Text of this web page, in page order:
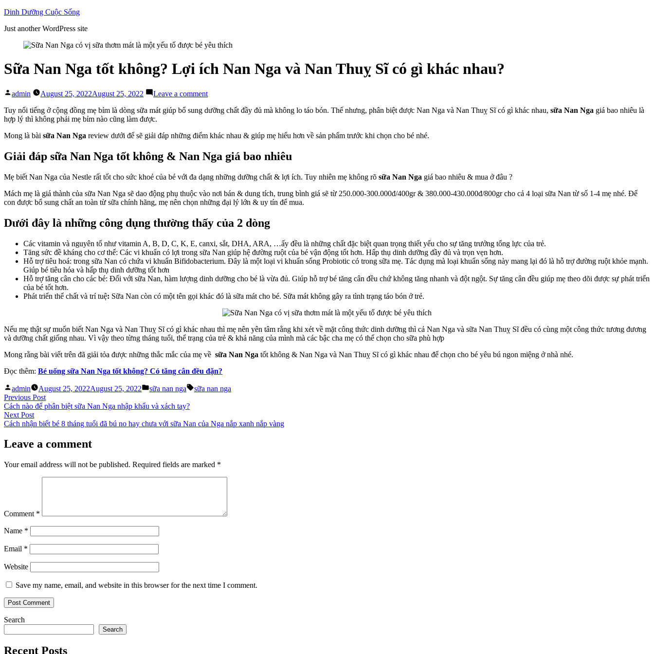
Skip
content
Dinh Dưỡng Cuộc Sống
Just another WordPress site
Sữa Nan Nga tốt không? Lợi ích Nan Nga và Nan Thuỵ Sĩ có gì khác nhau?
Posted
admin August 25, 2022August 25, 2022 Leave a commenton
Nan
không?
ích
Nan
và
Thuỵ
Sĩ
gì
nhau?
Tuy nổi tiếng ở cộng đồng mẹ bỉm là dòng sữa mát giúp bổ sung dưỡng chất đầy đủ mà không lo táo bón. Thế nhưng, phân biệt được Nan Nga và Nan Thuỵ Sĩ có gì khác nhau, sữa Nan Nga giá bao nhiêu là
hợp lý thì không phải mẹ bỉm nào cũng làm được.
Mong là bài sữa Nan Nga review dưới để sẽ giải đáp những điểm khác nhau & giúp mẹ hiểu hơn về sản phẩm trước khi chọn cho bé nhé.
Giải đáp sữa Nan Nga tốt không & Nan Nga giá bao nhiêu
Mẹ biết Nan Nga của Nestle rất tốt cho sức khoẻ của bé với đa dạng những dưỡng chất & lợi ích. Tuy nhiên mẹ không rõ sữa Nan Nga giá bao nhiêu & mua ở đâu ?
Mách mẹ là giá thành của sữa Nan Nga sẽ dao động phụ thuộc vào nơi bán & dung tích, trung bình giá sẽ từ 250.000-300.000đ/400gr & 380.000-430.000đ/800gr cho cả 4 loại sữa Nan từ số 1-4 mẹ nhé. Để
con được bổ sung chất an toàn từ sữa chính hãng, mẹ nên chọn những đại lý lớn & uy tín để mua.
Dưới đây là những công dụng thường thấy của 2 dòng
Các vitamin và nguyên tố như vitamin A, B, D, C, K, E, canxi, sắt, DHA, ARA, …ấy đều là những chất đặc biệt quan trọng thiết yếu cho sự tăng trưởng tổng lực của trẻ.
Tăng sức đề kháng cho cơ thể: Các vi khuẩn có lợi trong sữa Nan giúp hệ đường ruột của bé vận động tốt hơn. Hấp thụ dinh dưỡng đầy đủ và trọn vẹn hơn.
Hỗ trợ tiêu hoá: trong sữa Nan có chứa vi khuẩn Bifidobacterium. Đây là một loại vi khuẩn sống Probiotic có trong sữa mẹ. Tác dụng mà loại khuẩn sống này mang lại đó là hỗ trợ đường ruột khỏe mạnh.
Giúp bé tiêu hóa và hấp thụ dinh dưỡng tốt hơn
Hỗ trợ tăng cân cho các bé: Đối với sữa Nan, hàm lượng dinh dưỡng cho bé là vừa đủ. Giúp hỗ trợ bé tăng cân đều chứ không tăng nhanh và đột ngột. Sự tăng cân đều giúp mẹ theo dõi được sự phát triển
của bé tốt hơn.
Phát triển thể chất và trí tuệ: Sữa Nan còn có một tên gọi khác đó là sữa mát cho bé. Sữa mát không gây ra tình trạng táo bón ở trẻ.
Nếu mẹ thật sự muốn biết Nan Nga và Nan Thuỵ Sĩ có gì khác nhau thì mẹ nên yên tâm rằng khi xét về mặt công thức dinh dưỡng thì cả Nan Nga và sữa Nan Thuỵ Sĩ đều có cùng một công thức tương đương
và dưỡng chất giống nhau. Vì vậy theo từng tháng tuổi, thể trạng của trẻ & khả năng của mình mà các bậc cha mẹ có thể chọn cho sữa phù hợp
Mong rằng bài viết trên đã giải tỏa được những thắc mắc của mẹ về sữa Nan Nga tốt không & Nan Nga và Nan Thuỵ Sĩ có gì khác nhau để chọn cho bé yêu bú ngon miệng ở nhà nhé.
Đọc thêm: Bé uống sữa Nan Nga tốt không? Có tăng cân đều đặn?
Posted
by
admin August 25, 2022August 25, 2022
Posted
sữa nan nga Tags:
sữa nan nga
Post
navigation
Previous PostPrevious
post:
Cách nào để phân biệt sữa Nan Nga nhập khẩu và xách tay?
Next PostNext
post:
Cách nhận biết bé 8 tháng tuổi đã bú no hay chưa với sữa Nan của Nga nắp xanh nắp vàng
Leave a comment
Your email address will not be published. Required fields are marked *
Comment *
Name *
Email *
Website
Save my name, email, and website in this browser for the next time I comment.
Search
Search
Recent Posts